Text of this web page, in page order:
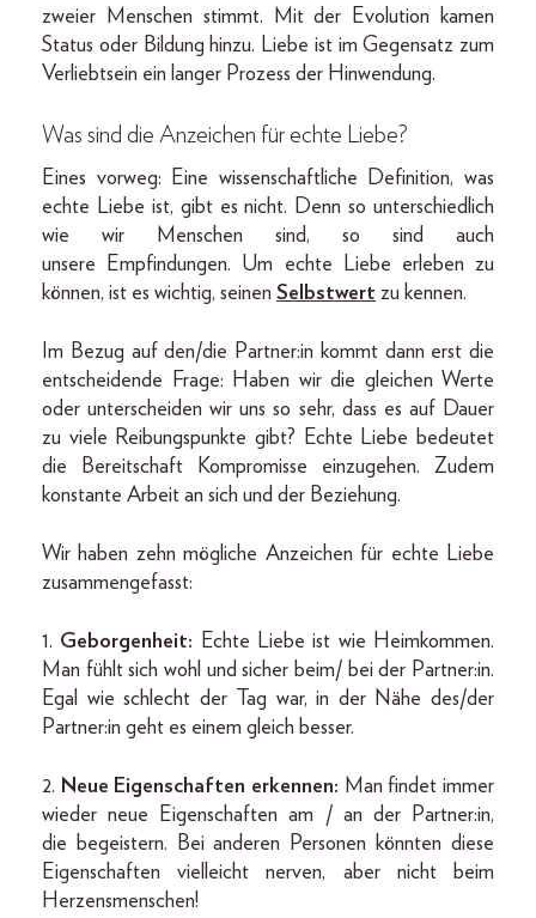
zweier Menschen stimmt. Mit der Evolution kamen
Status oder Bildung hinzu. Liebe ist im Gegensatz zum
Verliebtsein ein langer Prozess der Hinwendung.
Was sind die Anzeichen für echte Liebe?
Eines vorweg: Eine wissenschaftliche Definition, was
echte Liebe ist, gibt es nicht. Denn so unterschiedlich
wie wir Menschen sind, so sind auch
unsere Empfindungen. Um echte Liebe erleben zu
können, ist es wichtig, seinen Selbstwert zu kennen.
Im Bezug auf den/die Partner:in kommt dann erst die
entscheidende Frage: Haben wir die gleichen Werte
oder unterscheiden wir uns so sehr, dass es auf Dauer
zu viele Reibungspunkte gibt? Echte Liebe bedeutet
die Bereitschaft Kompromisse einzugehen. Zudem
konstante Arbeit an sich und der Beziehung.
Wir haben zehn mögliche Anzeichen für echte Liebe
zusammengefasst:
1. Geborgenheit: Echte Liebe ist wie Heimkommen.
Man fühlt sich wohl und sicher beim/ bei der Partner:in.
Egal wie schlecht der Tag war, in der Nähe des/der
Partner:in geht es einem gleich besser.
2. Neue Eigenschaften erkennen: Man findet immer
wieder neue Eigenschaften am / an der Partner:in,
die begeistern. Bei anderen Personen könnten diese
Eigenschaften vielleicht nerven, aber nicht beim
Herzensmenschen!